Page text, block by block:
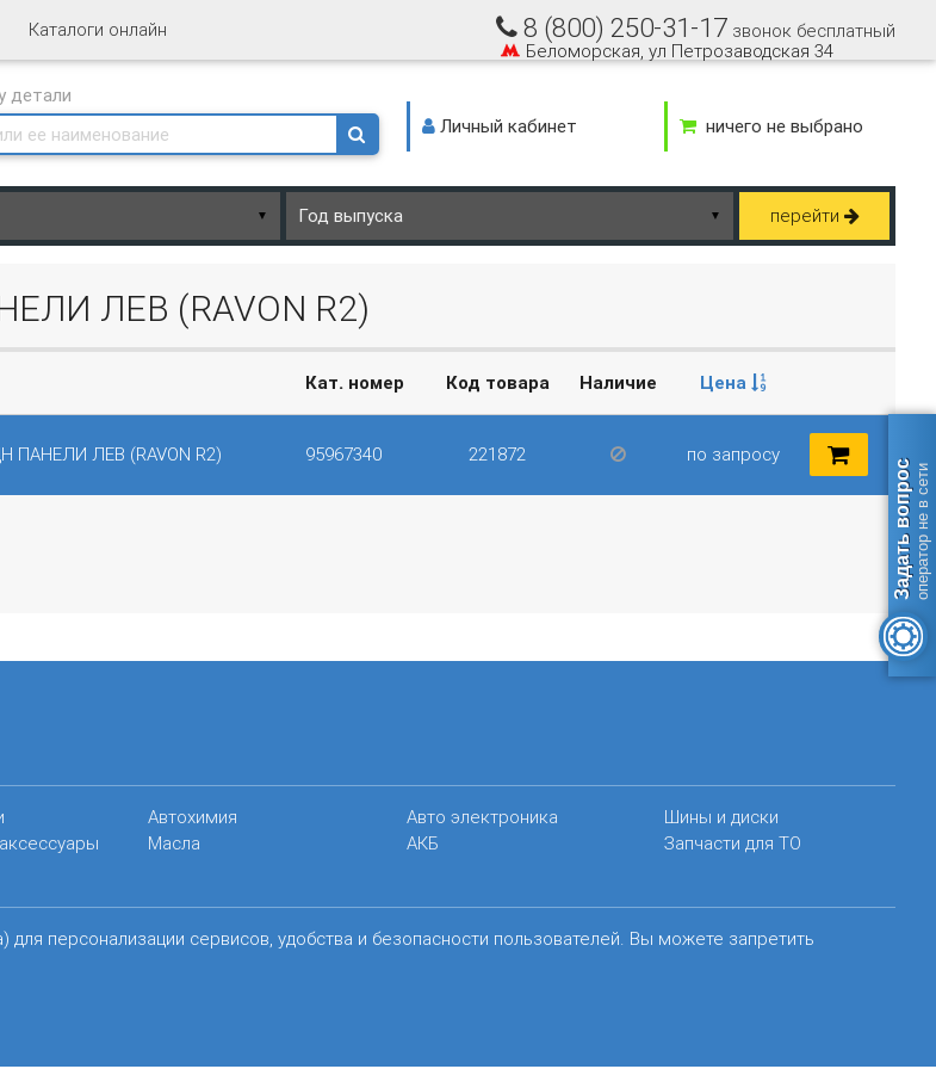
Каталоги онлайн 8 (800) 250-31-17 звонок бесплатный
Беломорская, ул Петрозаводская 34
детали
Личный кабинет
ничего не выбрано
▼ ▼ перейти
ЛЕВ (RAVON R2)
Кат. номер Код товара Наличие Цена
ЛЕВ (RAVON R2) 95967340 221872 по запросу
Автохимия
Масла
Авто электроника
АКБ
Шины и диски
Запчасти для ТО
персонализации сервисов, удобства и безопасности пользователей. Вы можете запретить
Задать вопросоператор не в сети